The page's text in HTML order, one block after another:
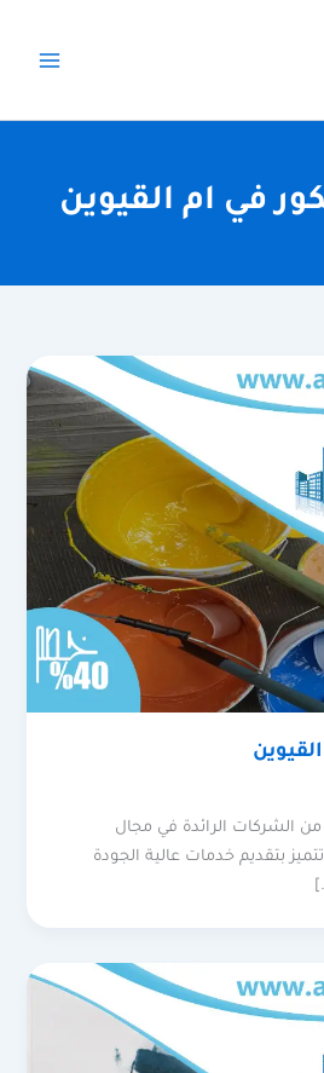
في ام القيوين
الشركات الرائدة في مجال
بتقديم خدمات عالية الجودة